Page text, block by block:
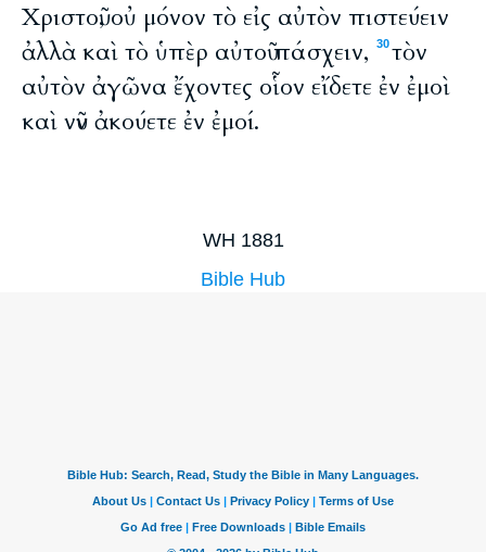
Χριστοῦ, οὐ μόνον τὸ εἰς αὐτὸν πιστεύειν
ἀλλὰ καὶ τὸ ὑπὲρ αὐτοῦ πάσχειν,
30τὸν
αὐτὸν ἀγῶνα ἔχοντες οἷον εἴδετε ἐν ἐμοὶ
καὶ νῦν ἀκούετε ἐν ἐμοί.
WH 1881
Bible Hub